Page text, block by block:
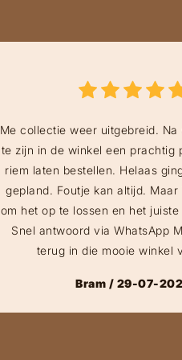
Me collectie weer uitgebreid. Na
te zijn in de winkel een prachtig
riem laten bestellen. Helaas
gepland. Foutje kan altijd. Maar
om het op te lossen en het
Snel antwoord via WhatsApp
terug in die mooie winkel
Bram / 29-07-